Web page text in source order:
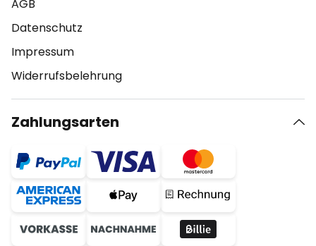
AGB
Datenschutz
Impressum
Widerrufsbelehrung
Zahlungsarten